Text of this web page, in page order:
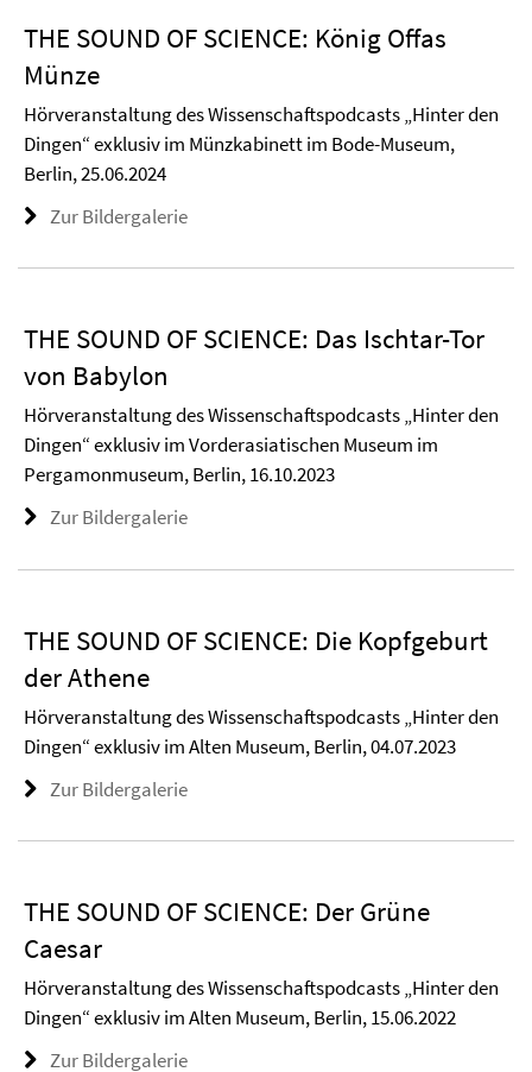
THE SOUND OF SCIENCE: König Offas
Münze
Hörveranstaltung des Wissenschaftspodcasts „Hinter den
Dingen“ exklusiv im Münzkabinett im Bode-Museum,
Berlin, 25.06.2024
Zur Bildergalerie
THE SOUND OF SCIENCE: Das Ischtar-Tor
von Babylon
Hörveranstaltung des Wissenschaftspodcasts „Hinter den
Dingen“ exklusiv im Vorderasiatischen Museum im
Pergamonmuseum, Berlin, 16.10.2023
Zur Bildergalerie
THE SOUND OF SCIENCE: Die Kopfgeburt
der Athene
Hörveranstaltung des Wissenschaftspodcasts „Hinter den
Dingen“ exklusiv im Alten Museum, Berlin, 04.07.2023
Zur Bildergalerie
THE SOUND OF SCIENCE: Der Grüne
Caesar
Hörveranstaltung des Wissenschaftspodcasts „Hinter den
Dingen“ exklusiv im Alten Museum, Berlin, 15.06.2022
Zur Bildergalerie